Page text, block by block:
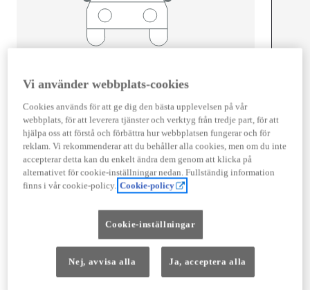
Föbrukning
Kombinerad Co2 0g/km
150
Prestanda
Vi använder webbplats-cookies
Cookies används för att ge dig den bästa upplevelsen på vår
webbplats, för att leverera tjänster och verktyg från tredje part, för att
hjälpa oss att förstå och förbättra hur webbplatsen fungerar och för
reklam. Vi rekommenderar att du behåller alla cookies, men om du inte
accepterar detta kan du enkelt ändra dem genom att klicka på
alternativet för cookie-inställningar nedan. Fullständig information
finns i vår cookie-policy. Cookie-policy
Cookie-inställningar
Nej, avvisa alla Ja, acceptera alla